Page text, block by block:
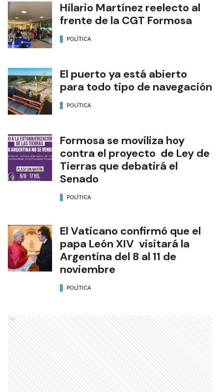
Hilario Martínez reelecto al
frente de la CGT Formosa
POLÍTICA
El puerto ya está abierto
para todo tipo de navegación
POLÍTICA
Formosa se moviliza hoy
contra el proyecto de Ley de
Tierras que debatirá el
Senado
POLÍTICA
El Vaticano confirmó que el
papa León XIV visitará la
Argentina del 8 al 11 de
noviembre
POLÍTICA
Ads